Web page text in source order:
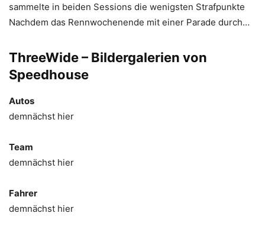
sammelte in beiden Sessions die wenigsten Strafpunkte
Nachdem das Rennwochenende mit einer Parade durch…
ThreeWide – Bildergalerien von
Speedhouse
Autos
demnächst hier
Team
demnächst hier
Fahrer
demnächst hier